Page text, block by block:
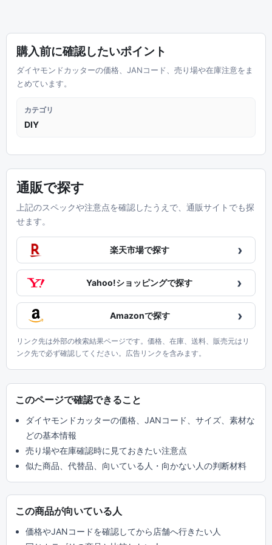
購入前に確認したいポイント
ダイヤモンドカッターの価格、JANコード、売り場や在庫注意をま
とめています。
カテゴリ
DIY
通販で探す
上記のスペックや注意点を確認したうえで、通販サイトでも探
せます。
楽天市場で探す ›
Yahoo!ショッピングで探す ›
Amazonで探す ›
リンク先は外部の検索結果ページです。価格、在庫、送料、販売元はリ
ンク先で必ず確認してください。広告リンクを含みます。
このページで確認できること
ダイヤモンドカッターの価格、JANコード、サイズ、素材な
どの基本情報
売り場や在庫確認時に見ておきたい注意点
似た商品、代替品、向いている人・向かない人の判断材料
この商品が向いている人
価格やJANコードを確認してから店舗へ行きたい人